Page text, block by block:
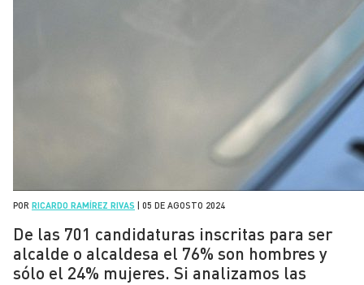
POR RICARDO RAMÍREZ RIVAS 05 DE AGOSTO 2024
De las 701 candidaturas inscritas para ser
alcalde o alcaldesa el 76% son hombres y
sólo el 24% mujeres. Si analizamos las